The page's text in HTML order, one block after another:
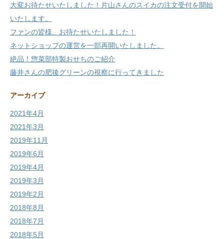
大変お待たせいたしました！片山さんのスイカの注文受付を開始
いたします。
ファンの皆様、お待たせいたしました！
ネットショップの運営を一部再開いたしました。
絶品！惣菜部特製おせちのご紹介
藤井さんの肥後グリーンの視察に行ってきました
アーカイブ
2021年4月
2021年3月
2019年11月
2019年6月
2019年4月
2019年3月
2019年2月
2018年8月
2018年7月
2018年5月